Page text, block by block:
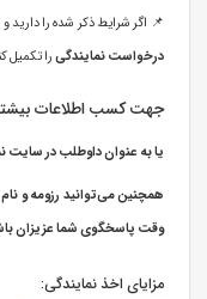
📌 اگر شرایط ذکر شده را دارید و
درخواست نمایندگیرا تکمیل
جهت کسب اطلاعات
یا به عنوان داوطلب در سایت
همچنین می‌توانید رزومه و
وقت پاسخگوی شما عزیزان
مزایای اخذ نمایندگی: